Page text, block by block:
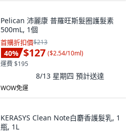
Pelican 沛麗康 普羅旺斯髮圈護髮素
500mL, 1個
首購折扣價$213
40% $127 ($2.54/10ml)
運費 $195
8/13 星期四 預計送達
WOW免運
KERASYS Clean Note白麝香護髮乳, 1
瓶, 1L